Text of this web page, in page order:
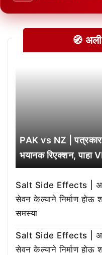
🧭
PAK vs NZ |
भयानक रिएक्शन, पाहा
Salt Side Effects |
सेवन केल्याने निर्माण होऊ
समस्या
Salt Side Effects |
सेवन केल्याने निर्माण होऊ